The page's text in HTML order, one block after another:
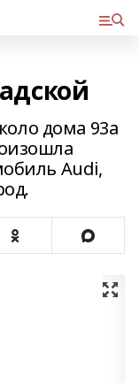
дома 93а
Audi,